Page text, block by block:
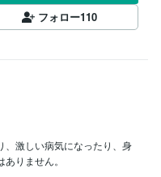
フォロー110
、激しい病気になったり、身
りません。